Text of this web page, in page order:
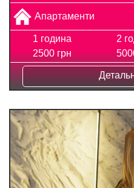
Апартаменти
1 година
2500 грн
2